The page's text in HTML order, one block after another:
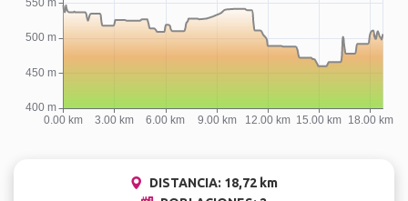
DISTANCIA: 18,72 km